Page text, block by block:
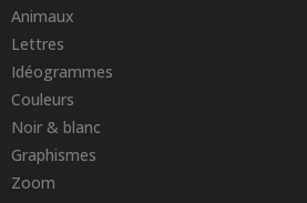
Animaux
Lettres
Idéogrammes
Couleurs
Noir & blanc
Graphismes
Zoom